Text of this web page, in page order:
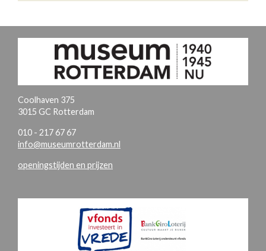
Coolhaven 375
3015 GC Rotterdam
010 - 217 67 67
info@museumrotterdam.nl
openingstijden en prijzen